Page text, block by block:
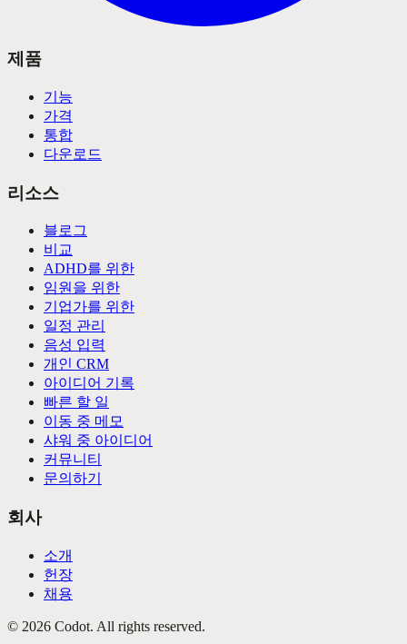
제품
기능
가격
통합
다운로드
리소스
블로그
비교
ADHD를 위한
임원을 위한
기업가를 위한
일정 관리
음성 입력
개인 CRM
아이디어 기록
빠른 할 일
이동 중 메모
샤워 중 아이디어
커뮤니티
문의하기
회사
소개
헌장
채용
© 2026 Codot. All rights reserved.